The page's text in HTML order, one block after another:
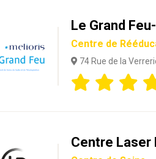
Le Grand
Centre de
74 Rue de la
Centre Laser